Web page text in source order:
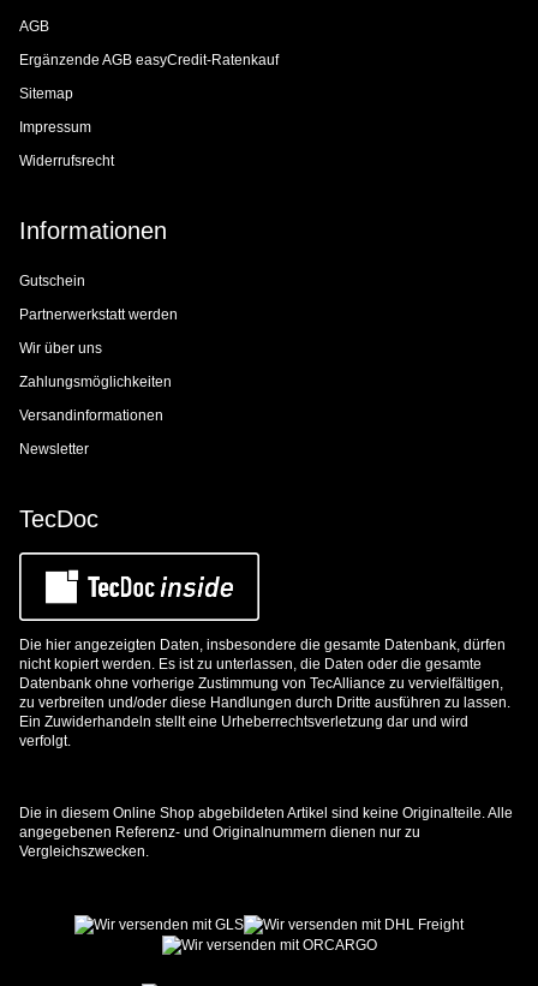
AGB
Ergänzende AGB easyCredit-Ratenkauf
Sitemap
Impressum
Widerrufsrecht
Informationen
Gutschein
Partnerwerkstatt werden
Wir über uns
Zahlungsmöglichkeiten
Versandinformationen
Newsletter
TecDoc
Die hier angezeigten Daten, insbesondere die gesamte Datenbank, dürfen
nicht kopiert werden. Es ist zu unterlassen, die Daten oder die gesamte
Datenbank ohne vorherige Zustimmung von TecAlliance zu vervielfältigen,
zu verbreiten und/oder diese Handlungen durch Dritte ausführen zu lassen.
Ein Zuwiderhandeln stellt eine Urheberrechtsverletzung dar und wird
verfolgt.
Die in diesem Online Shop abgebildeten Artikel sind keine Originalteile. Alle
angegebenen Referenz- und Originalnummern dienen nur zu
Vergleichszwecken.